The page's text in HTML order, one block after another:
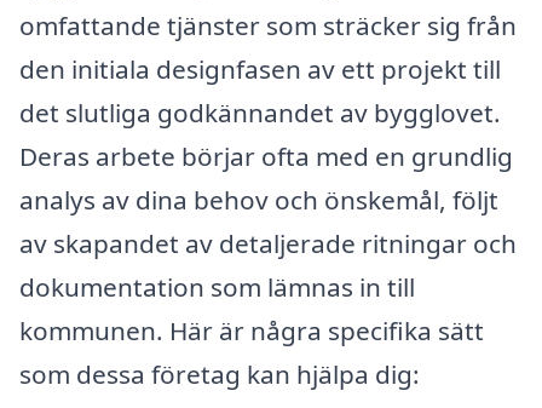
omfattande tjänster som sträcker sig från
den initiala designfasen av ett projekt till
det slutliga godkännandet av bygglovet.
Deras arbete börjar ofta med en grundlig
analys av dina behov och önskemål, följt
av skapandet av detaljerade ritningar och
dokumentation som lämnas in till
kommunen. Här är några specifika sätt
som dessa företag kan hjälpa dig: